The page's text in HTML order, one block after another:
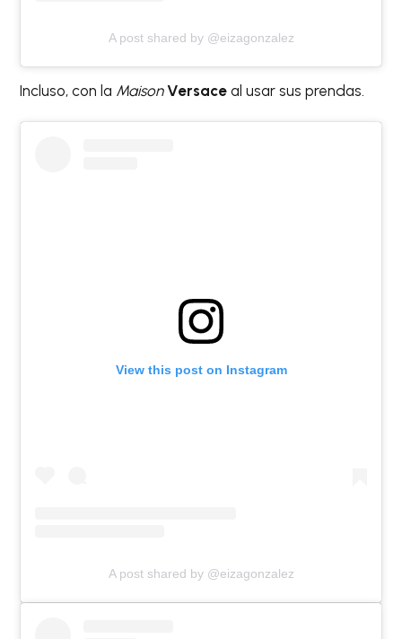
A post shared by @eizagonzalez
Incluso, con la Maison Versaceal usar sus prendas.
View this post on Instagram
A post shared by @eizagonzalez